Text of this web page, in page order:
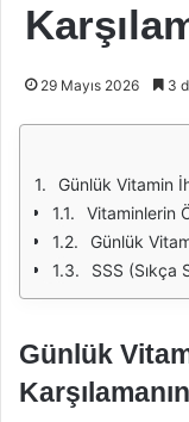
29 Mayıs 2026 3
Günlük Vitamin
Vitaminlerin
Günlük
SSS (Sıkça
Günlük